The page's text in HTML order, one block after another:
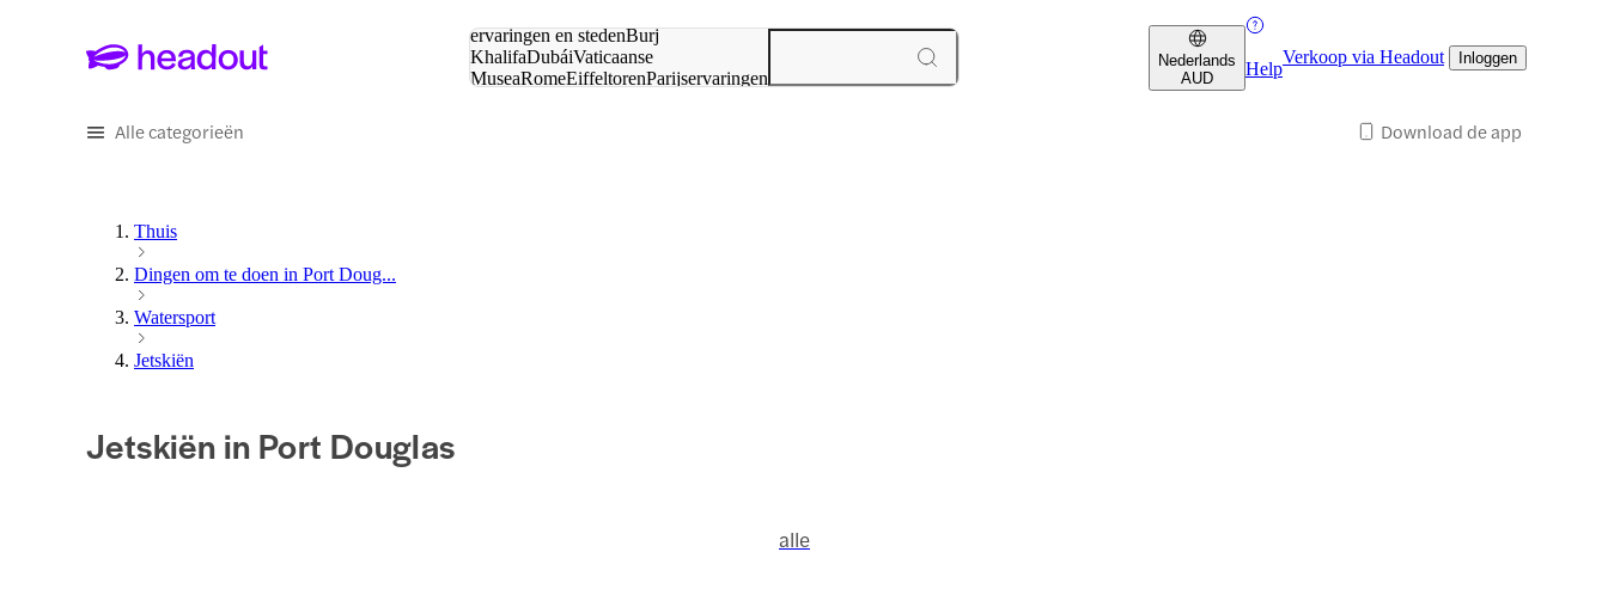
ervaringen en stedenBurj
KhalifaDubáiVaticaanse
MuseaRomeEiffeltorenParijservaringen
Nederlands
AUD
Help
Verkoop via Headout Inloggen
Alle categorieën Download de app
Thuis
Dingen om te doen in Port Doug...
Watersport
Jetskiën
Jetskiën in Port Douglas
alle